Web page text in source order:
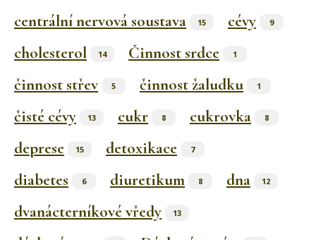
centrální nervová soustava 15 cévy 9
cholesterol 14 Činnost srdce 1
činnost střev 5 činnost žaludku 1
čisté cévy 13 cukr 8 cukrovka 8
deprese 15 detoxikace 7
diabetes 6 diuretikum 8 dna 12
dvanácterníkové vředy 13